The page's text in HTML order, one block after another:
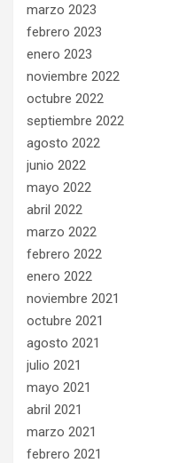
marzo 2023
febrero 2023
enero 2023
noviembre 2022
octubre 2022
septiembre 2022
agosto 2022
junio 2022
mayo 2022
abril 2022
marzo 2022
febrero 2022
enero 2022
noviembre 2021
octubre 2021
agosto 2021
julio 2021
mayo 2021
abril 2021
marzo 2021
febrero 2021